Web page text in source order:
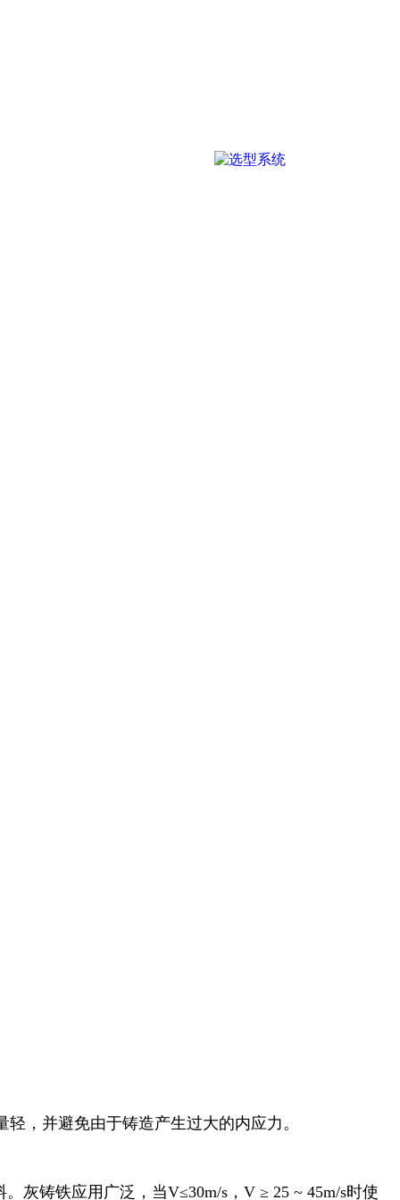
，并避免由于铸造产生过大的内应力。
灰铸铁应用广泛，当V≤30m/s，V ≥ 25 ~ 45m/s时使